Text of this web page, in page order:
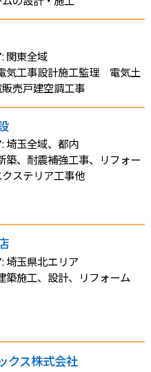
関東全域
気工事設計施工監理 電気土
売戸建空調工事
埼玉全域、都内
築、耐震補強工事、リフォー
ステリア工事他
埼玉県北エリア
築施工、設計、リフォーム
クス株式会社